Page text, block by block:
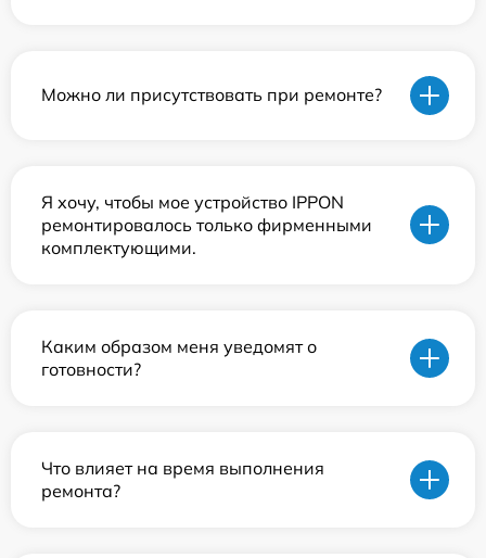
Можно ли присутствовать при ремонте?
Я хочу, чтобы мое устройство IPPON
ремонтировалось только фирменными
комплектующими.
Каким образом меня уведомят о
готовности?
Что влияет на время выполнения
ремонта?